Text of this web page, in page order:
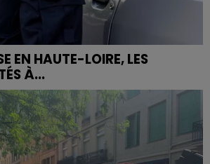
EN HAUTE-LOIRE, LES
À...